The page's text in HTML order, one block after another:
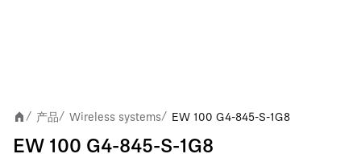
/ 产品/ Wireless systems/ EW 100 G4-845-S-1G8
EW 100 G4-845-S-1G8